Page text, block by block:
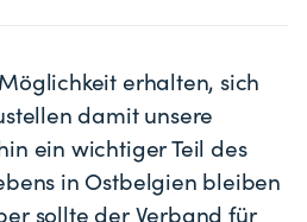
erhalten, sich
damit unsere
ein wichtiger Teil des
in Ostbelgien bleiben
sollte der Verband für